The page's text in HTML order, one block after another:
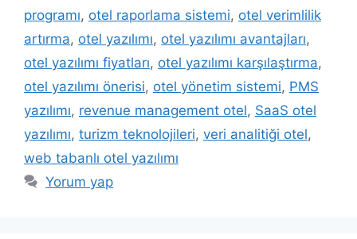
programı, otel raporlama sistemi, otel verimlilik
artırma, otel yazılımı, otel yazılımı avantajları,
otel yazılımı fiyatları, otel yazılımı karşılaştırma,
otel yazılımı önerisi, otel yönetim sistemi, PMS
yazılımı, revenue management otel, SaaS otel
yazılımı, turizm teknolojileri, veri analitiği otel,
web tabanlı otel yazılımı
Yorum yap